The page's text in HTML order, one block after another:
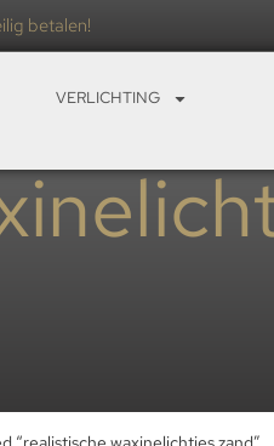
betalen!
VERLICHTING